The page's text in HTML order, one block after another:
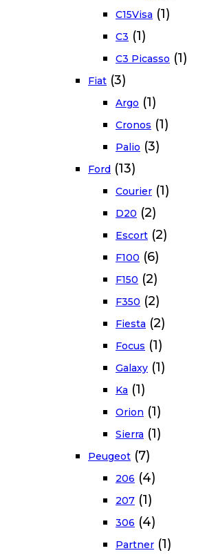
C15Visa (1)
C3 (1)
C3 Picasso (1)
Fiat (3)
Argo (1)
Cronos (1)
Palio (3)
Ford (13)
Courier (1)
D20 (2)
Escort (2)
F100 (6)
F150 (2)
F350 (2)
Fiesta (2)
Focus (1)
Galaxy (1)
Ka (1)
Orion (1)
Sierra (1)
Peugeot (7)
206 (4)
207 (1)
306 (4)
Partner (1)